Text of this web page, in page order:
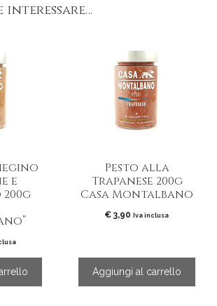
interessare…
e
Pesto alla
Trapanese 200g
Casa Montalbano
€ 3,90 Iva inclusa
Aggiungi al carrello